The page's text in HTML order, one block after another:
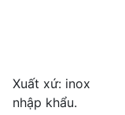
Xuất xứ: inox
nhập khẩu.